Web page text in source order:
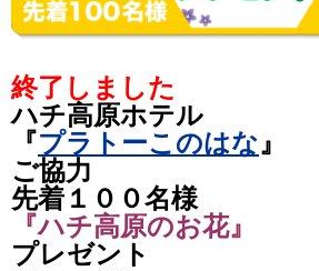
終了しました
ハチ高原ホテル
『プラトーこのはな』
ご協力
先着１００名様
『ハチ高原のお花』
プレゼント